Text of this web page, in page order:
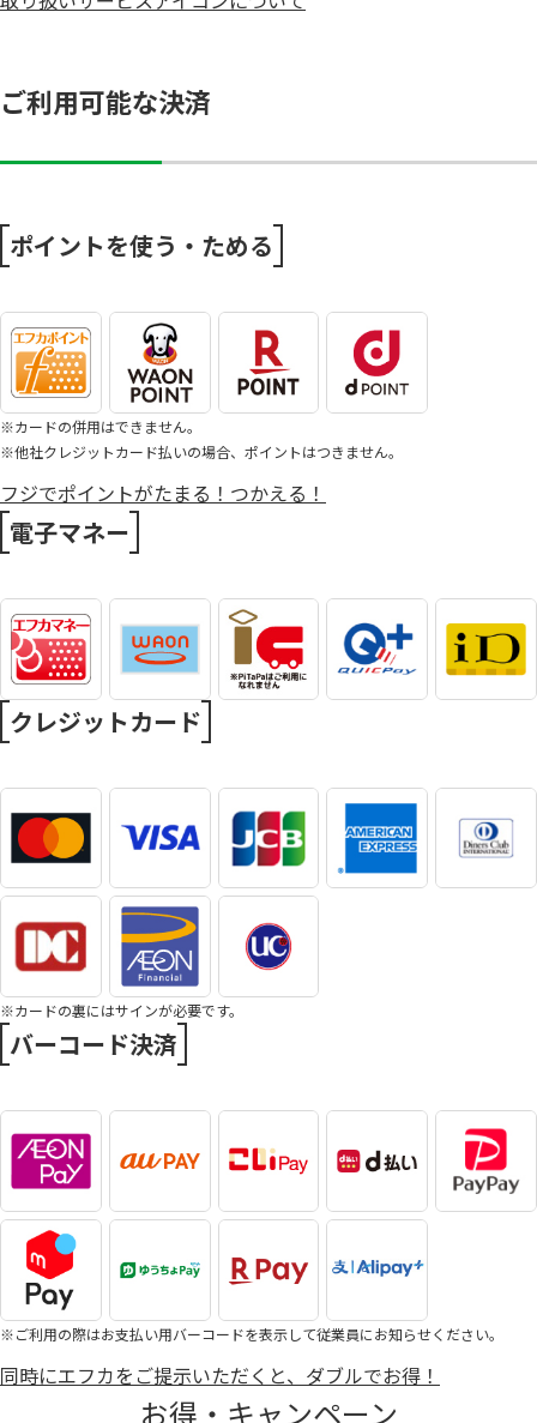
ご利用可能な決済
ポイントを使う・ためる
※カードの併用はできません。
※他社クレジットカード払いの場合、ポイントはつきません。
フジでポイントがたまる！つかえる！
電子マネー
クレジットカード
※カードの裏にはサインが必要です。
バーコード決済
※ご利用の際はお支払い用バーコードを表示して従業員にお知らせください。
同時にエフカをご提示いただくと、ダブルでお得！
お得・キャンペーン